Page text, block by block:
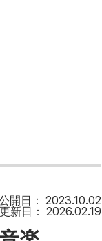
開日： 2023.10.02
更新日： 2026.02.19